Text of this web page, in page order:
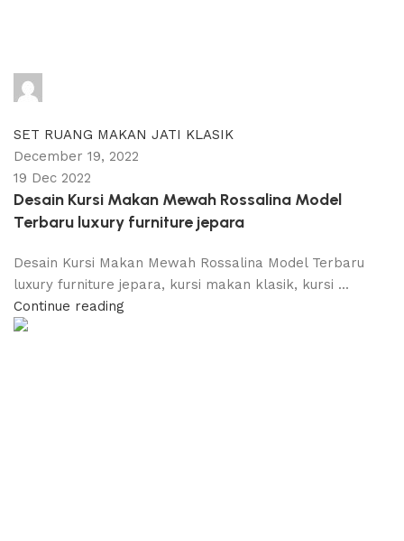
SET RUANG MAKAN JATI KLASIK
December 19, 2022
19 Dec 2022
Desain Kursi Makan Mewah Rossalina Model
Terbaru luxury furniture jepara
Desain Kursi Makan Mewah Rossalina Model Terbaru
luxury furniture jepara, kursi makan klasik, kursi ...
Continue reading